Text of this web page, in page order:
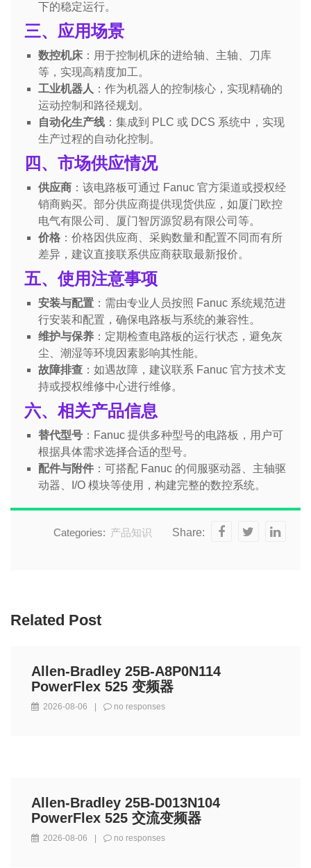
下的稳定运行。
三、应用场景
数控机床 ：用于控制机床的进给轴、主轴、刀库
等，实现高精度加工。
工业机器人 ：作为机器人的控制核心，实现精确的
运动控制和路径规划。
自动化生产线 ：集成到 PLC 或 DCS 系统中，实现
生产过程的自动化控制。
四、市场供应情况
供应商 ：该电路板可通过 Fanuc 官方渠道或授权经
销商购买。部分供应商提供现货供应，如厦门欧控
电气有限公司、厦门智厉源贸易有限公司等。
价格 ：价格因供应商、采购数量和配置不同而有所
差异，建议直接联系供应商获取最新报价。
五、使用注意事项
安装与配置 ：需由专业人员按照 Fanuc 系统规范进
行安装和配置，确保电路板与系统的兼容性。
维护与保养 ：定期检查电路板的运行状态，避免灰
尘、潮湿等环境因素影响其性能。
故障排查 ：如遇故障，建议联系 Fanuc 官方技术支
持或授权维修中心进行维修。
六、相关产品信息
替代型号 ：Fanuc 提供多种型号的电路板，用户可
根据具体需求选择合适的型号。
配件与附件 ：可搭配 Fanuc 的伺服驱动器、主轴驱
动器、I/O 模块等使用，构建完整的数控系统。
Categories: 产品知识 Share:
Related Post
Allen-Bradley 25B-A8P0N114
PowerFlex 525 变频器
2026-08-06 no responses
Allen-Bradley 25B-D013N104
PowerFlex 525 交流变频器
2026-08-06 no responses